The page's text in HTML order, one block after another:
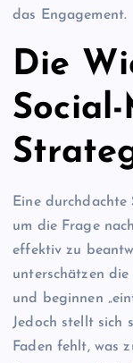
das Engagement.
Die
Eine durchdachte
um die Frage
effektiv zu
unterschätzen
und beginnen
Jedoch stellt sich
Faden fehlt, was